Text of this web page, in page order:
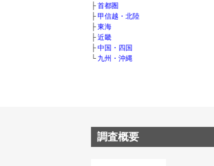
首都圏
甲信越・北陸
東海
近畿
中国・四国
九州・沖縄
調査概要